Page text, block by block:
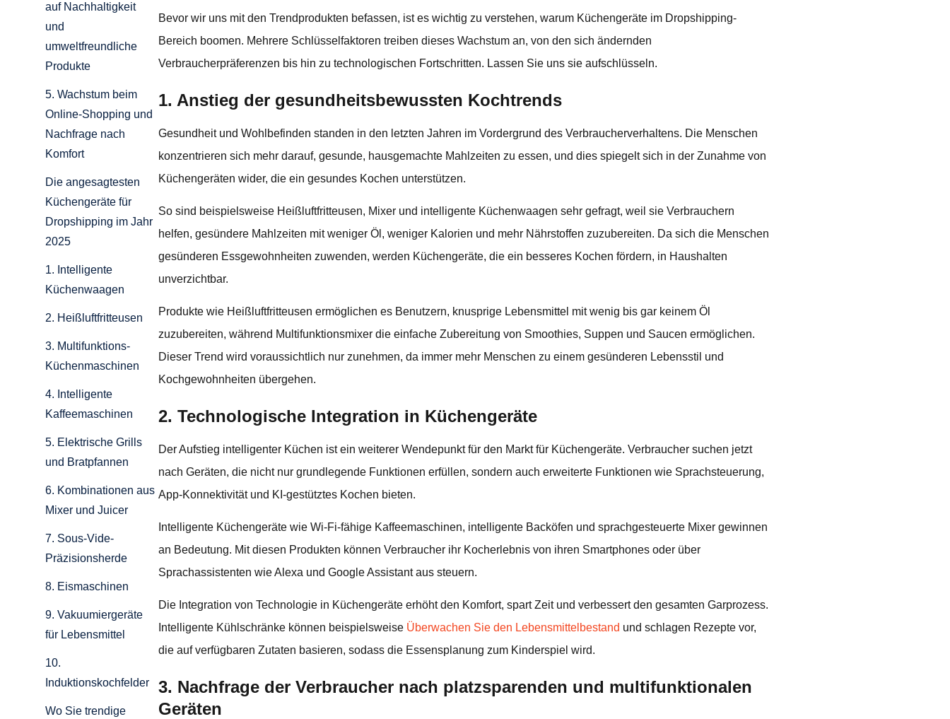
auf Nachhaltigkeit
und
umweltfreundliche
Produkte
5. Wachstum beim
Online-Shopping und
Nachfrage nach
Komfort
Die angesagtesten
Küchengeräte für
Dropshipping im Jahr
2025
1. Intelligente
Küchenwaagen
2. Heißluftfritteusen
3. Multifunktions-
Küchenmaschinen
4. Intelligente
Kaffeemaschinen
5. Elektrische Grills
und Bratpfannen
6. Kombinationen aus
Mixer und Juicer
7. Sous-Vide-
Präzisionsherde
8. Eismaschinen
9. Vakuumiergeräte
für Lebensmittel
10.
Induktionskochfelder
Wo Sie trendige
Bevor wir uns mit den Trendprodukten befassen, ist es wichtig zu verstehen, warum Küchengeräte im Dropshipping-
Bereich boomen. Mehrere Schlüsselfaktoren treiben dieses Wachstum an, von den sich ändernden
Verbraucherpräferenzen bis hin zu technologischen Fortschritten. Lassen Sie uns sie aufschlüsseln.
1. Anstieg der gesundheitsbewussten Kochtrends
Gesundheit und Wohlbefinden standen in den letzten Jahren im Vordergrund des Verbraucherverhaltens. Die Menschen
konzentrieren sich mehr darauf, gesunde, hausgemachte Mahlzeiten zu essen, und dies spiegelt sich in der Zunahme von
Küchengeräten wider, die ein gesundes Kochen unterstützen.
So sind beispielsweise Heißluftfritteusen, Mixer und intelligente Küchenwaagen sehr gefragt, weil sie Verbrauchern
helfen, gesündere Mahlzeiten mit weniger Öl, weniger Kalorien und mehr Nährstoffen zuzubereiten. Da sich die Menschen
gesünderen Essgewohnheiten zuwenden, werden Küchengeräte, die ein besseres Kochen fördern, in Haushalten
unverzichtbar.
Produkte wie Heißluftfritteusen ermöglichen es Benutzern, knusprige Lebensmittel mit wenig bis gar keinem Öl
zuzubereiten, während Multifunktionsmixer die einfache Zubereitung von Smoothies, Suppen und Saucen ermöglichen.
Dieser Trend wird voraussichtlich nur zunehmen, da immer mehr Menschen zu einem gesünderen Lebensstil und
Kochgewohnheiten übergehen.
2. Technologische Integration in Küchengeräte
Der Aufstieg intelligenter Küchen ist ein weiterer Wendepunkt für den Markt für Küchengeräte. Verbraucher suchen jetzt
nach Geräten, die nicht nur grundlegende Funktionen erfüllen, sondern auch erweiterte Funktionen wie Sprachsteuerung,
App-Konnektivität und KI-gestütztes Kochen bieten.
Intelligente Küchengeräte wie Wi-Fi-fähige Kaffeemaschinen, intelligente Backöfen und sprachgesteuerte Mixer gewinnen
an Bedeutung. Mit diesen Produkten können Verbraucher ihr Kocherlebnis von ihren Smartphones oder über
Sprachassistenten wie Alexa und Google Assistant aus steuern.
Die Integration von Technologie in Küchengeräte erhöht den Komfort, spart Zeit und verbessert den gesamten Garprozess.
Intelligente Kühlschränke können beispielsweise Überwachen Sie den Lebensmittelbestand und schlagen Rezepte vor,
die auf verfügbaren Zutaten basieren, sodass die Essensplanung zum Kinderspiel wird.
3. Nachfrage der Verbraucher nach platzsparenden und multifunktionalen
Geräten